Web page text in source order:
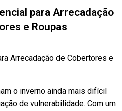
para Arrecadação
e Roupas
Arrecadação de Cobertores e
o inverno ainda mais difícil
de vulnerabilidade. Com um